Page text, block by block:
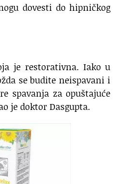
dovesti do hipničkog
je restorativna. Iako u
se budite neispavani i
spavanja za opuštajuće
je doktor Dasgupta.